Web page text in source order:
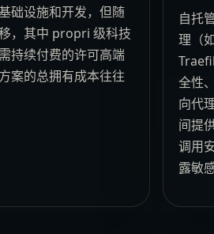
础设施和开发，但随
，其中 propri 级科技
持续付费的许可高端
案的总拥有成本往往
自托
理（
全性
向代
间提
调用
露敏